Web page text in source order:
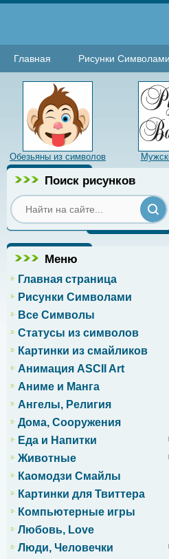
Главная Рисунки Символами
Обезьяны из символов
Поиск рисунков
Меню
Главная страница
Рисунки Символами
Все Символы
Статусы из символов
Картинки из смайликов
Анимация ASCII Art
Аниме и Манга
Ангелы, Религия
Дома, Сооружения
Еда и Напитки
Животные
Каомодзи Смайлы
Картинки для Твиттера
Компьютерные игры
Любовь, Love
Люди, Человечки